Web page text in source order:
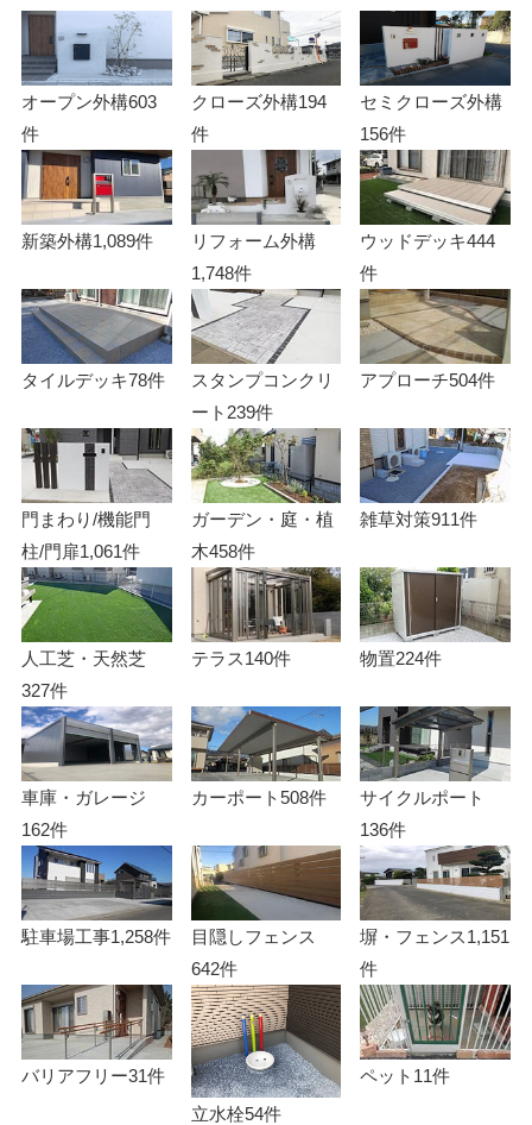
オープン外構603
件
クローズ外構194
件
セミクローズ外構
156件
新築外構1,089件
リフォーム外構
1,748件
ウッドデッキ444
件
タイルデッキ78件
スタンプコンクリ
ート 239件
アプローチ504件
門まわり/機能門
柱/門扉1,061件
ガーデン・庭・植
木458件
雑草対策911件
人工芝・天然芝
327件
テラス140件 物置224件
車庫・ガレージ
162件
カーポート508件
サイクルポート
136件
駐車場工事1,258件
目隠しフェンス
642件
塀・フェンス1,151
件
バリアフリー31件
立水栓54件
ペット 11件